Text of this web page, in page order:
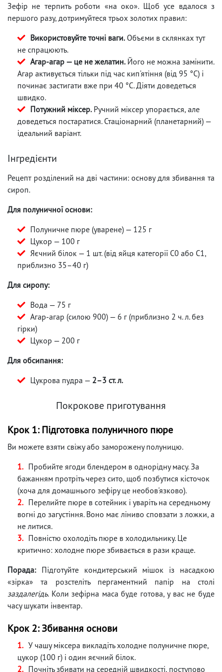
Зефір не терпить роботи «на око». Щоб усе вдалося з
першого разу, дотримуйтеся трьох золотих правил:
Використовуйте точні ваги.Объєми в склянках тут
не спрацюють.
Агар-агар — це не желатин.Його не можна замінити.
Агар активується тільки під час кип'ятіння (від 95 °C) і
починає застигати вже при 40 °C. Діяти доведеться
швидко.
Потужний міксер.Ручний міксер упорається, але
доведеться постаратися. Стаціонарний (планетарний) —
ідеальний варіант.
Інгредієнти
Рецепт розділений на дві частини: основу для збивання та
сироп.
Для полуничної основи:
Полуничне пюре (уварене) — 125 г
Цукор — 100 г
Яєчний білок — 1 шт. (від яйця категорії С0 або С1,
приблизно 35–40 г)
Для сиропу:
Вода — 75 г
Агар-агар (силою 900) — 6 г (приблизно 2 ч. л. без
гірки)
Цукор — 200 г
Для обсипання:
Цукрова пудра — 2–3 ст. л.
Покрокове приготування
Крок 1: Підготовка полуничного пюре
Ви можете взяти свіжу або заморожену полуницю.
Пробийте ягоди блендером в однорідну масу. За
бажанням протріть через сито, щоб позбутися кісточок
(хоча для домашнього зефіру це необов'язково).
Перелийте пюре в сотейник і уваріть на середньому
вогні до загустіння. Воно має ліниво сповзати з ложки, а
не литися.
Повністю охолодіть пюре в холодильнику. Це
критично: холодне пюре збивається в рази краще.
Порада: Підготуйте кондитерський мішок із насадкою
«зірка» та розстеліть пергаментний папір на столі
заздалегідь. Коли зефірна маса буде готова, у вас не буде
часу шукати інвентар.
Крок 2: Збивання основи
У чашу міксера викладіть холодне полуничне пюре,
цукор (100 г) і один яєчний білок.
Почніть збивати на середній швидкості, поступово